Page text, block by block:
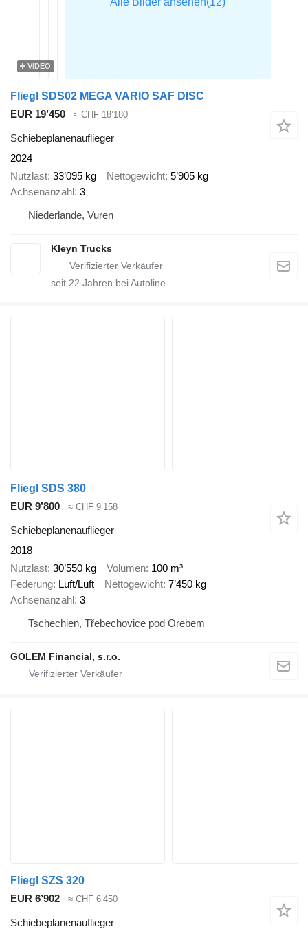
VIDEO
Fliegl SDS02 MEGA VARIO SAF DISC
EUR 19’450
≈ CHF 18’180
Schiebeplanenauflieger
2024
Nutzlast 33’095 kg Nettogewicht 5’905 kg
Achsenanzahl 3
Niederlande, Vuren
Kleyn Trucks
seit 22 Jahren bei Autoline
Fliegl SDS 380
EUR 9’800
≈ CHF 9’158
Schiebeplanenauflieger
2018
Nutzlast 30’550 kg Volumen 100 m³
Federung Luft/Luft Nettogewicht 7’450 kg
Achsenanzahl 3
Tschechien, Třebechovice pod Orebem
GOLEM Financial, s.r.o.
Fliegl SZS 320
EUR 6’902
≈ CHF 6’450
Schiebeplanenauflieger